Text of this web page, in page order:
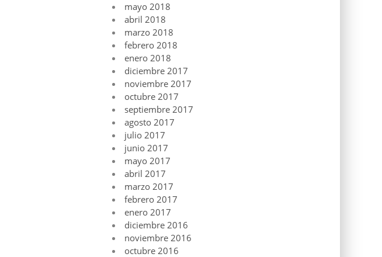
mayo 2018
abril 2018
marzo 2018
febrero 2018
enero 2018
diciembre 2017
noviembre 2017
octubre 2017
septiembre 2017
agosto 2017
julio 2017
junio 2017
mayo 2017
abril 2017
marzo 2017
febrero 2017
enero 2017
diciembre 2016
noviembre 2016
octubre 2016